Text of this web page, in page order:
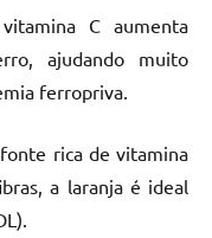
C aumenta
ajudando muito
ferropriva.
rica de vitamina
a laranja é ideal